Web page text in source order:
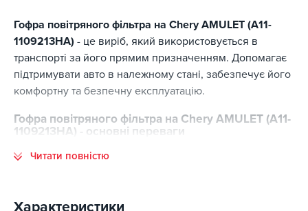
Гофра повітряного фільтра на Chery AMULET (A11-
1109213HA) - це виріб, який використовується в
транспорті за його прямим призначенням. Допомагає
підтримувати авто в належному стані, забезпечує його
комфортну та безпечну експлуатацію.
Гофра повітряного фільтра на Chery AMULET (A11-
1109213HA) - основні переваги
Основні переваги цієї позиції:
високий ресурс експлуатації;
Читати повністю
Характеристики